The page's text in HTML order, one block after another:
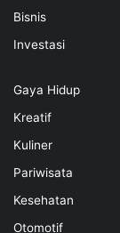
Bisnis
Investasi
Gaya Hidup
Kreatif
Kuliner
Pariwisata
Kesehatan
Otomotif